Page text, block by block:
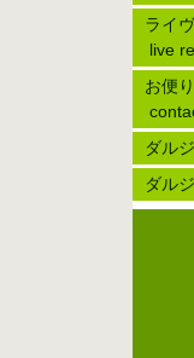
ライ
live
お便り
ダル
ダル